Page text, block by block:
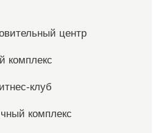
центр
комплекс
клуб
комплекс